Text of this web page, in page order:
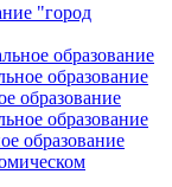
"город
образование
образование
образование
образование
образование